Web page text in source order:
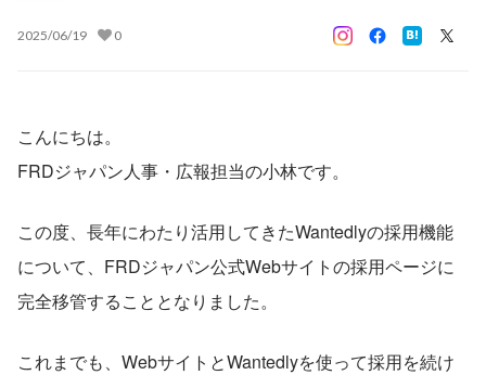
2025/06/19 0
こんにちは。
FRDジャパン人事・広報担当の小林です。
この度、長年にわたり活用してきたWantedlyの採用機能
について、FRDジャパン公式Webサイトの採用ページに
完全移管することとなりました。
これまでも、WebサイトとWantedlyを使って採用を続け